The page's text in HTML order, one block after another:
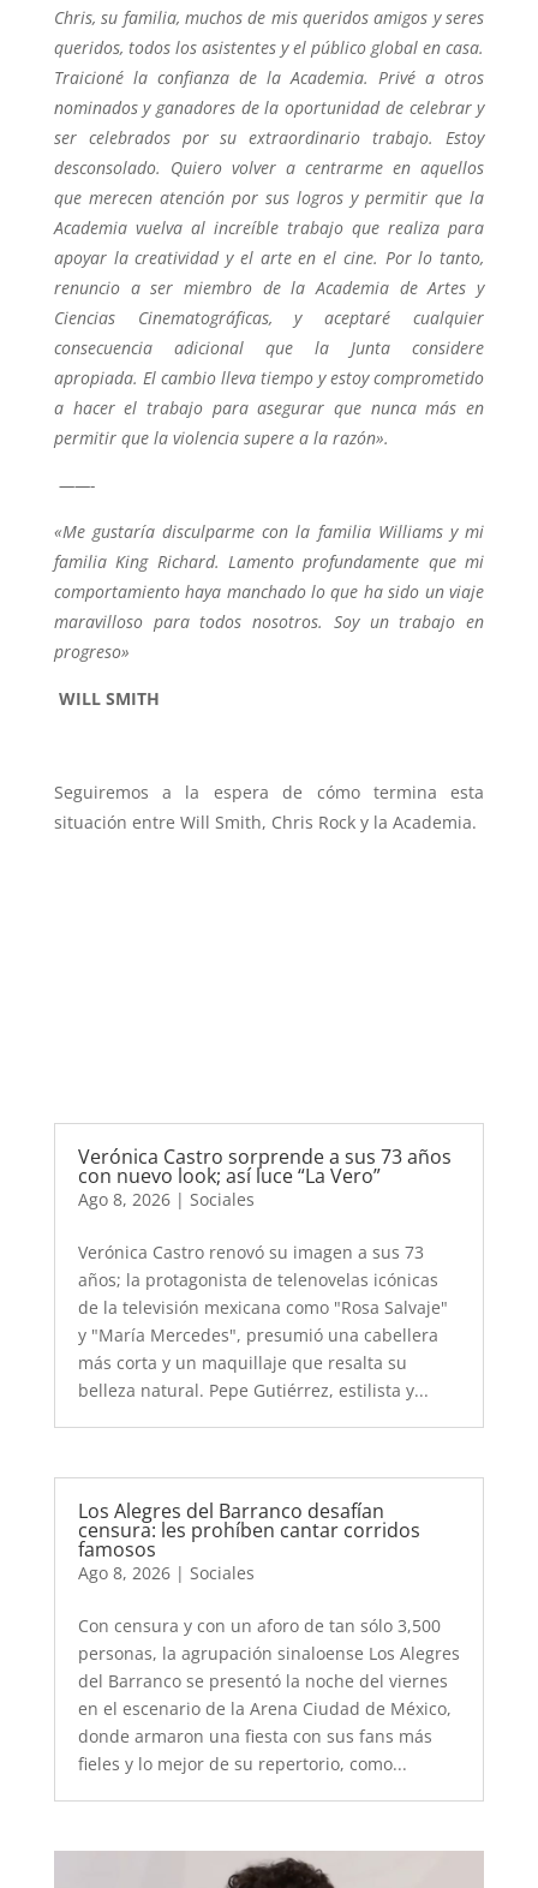
Chris, su familia, muchos de mis queridos amigos y seres
queridos, todos los asistentes y el público global en casa.
Traicioné la confianza de la Academia. Privé a otros
nominados y ganadores de la oportunidad de celebrar y
ser celebrados por su extraordinario trabajo. Estoy
desconsolado. Quiero volver a centrarme en aquellos
que merecen atención por sus logros y permitir que la
Academia vuelva al increíble trabajo que realiza para
apoyar la creatividad y el arte en el cine. Por lo tanto,
renuncio a ser miembro de la Academia de Artes y
Ciencias Cinematográficas, y aceptaré cualquier
consecuencia adicional que la Junta considere
apropiada. El cambio lleva tiempo y estoy comprometido
a hacer el trabajo para asegurar que nunca más en
permitir que la violencia supere a la razón».
——-
«Me gustaría disculparme con la familia Williams y mi
familia King Richard. Lamento profundamente que mi
comportamiento haya manchado lo que ha sido un viaje
maravilloso para todos nosotros. Soy un trabajo en
progreso»
WILL SMITH
Seguiremos a la espera de cómo termina esta
situación entre Will Smith, Chris Rock y la Academia.
Verónica Castro sorprende a sus 73 años
con nuevo look; así luce “La Vero”
Ago 8, 2026| Sociales
Verónica Castro renovó su imagen a sus 73
años; la protagonista de telenovelas icónicas
de la televisión mexicana como "Rosa Salvaje"
y "María Mercedes", presumió una cabellera
más corta y un maquillaje que resalta su
belleza natural. Pepe Gutiérrez, estilista y...
Los Alegres del Barranco desafían
censura: les prohíben cantar corridos
famosos
Ago 8, 2026| Sociales
Con censura y con un aforo de tan sólo 3,500
personas, la agrupación sinaloense Los Alegres
del Barranco se presentó la noche del viernes
en el escenario de la Arena Ciudad de México,
donde armaron una fiesta con sus fans más
fieles y lo mejor de su repertorio, como...